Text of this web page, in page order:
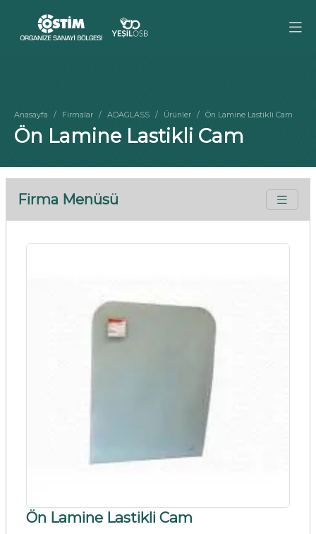
Anasayfa Firmalar ADAGLASS Ürünler Ön Lamine Lastikli Cam
Ön Lamine Lastikli Cam
Firma Menüsü
Ön Lamine Lastikli Cam